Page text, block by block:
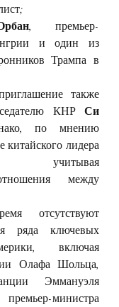
, премьер-
и один из
Трампа в
также
КНР Си
по мнению
китайского лидера
учитывая
между
отсутствуют
ряда ключевых
включая
Олафа Шольца,
Эммануэля
министра